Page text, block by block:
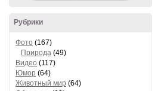
Рубрики
Фото (167)
Природа (49)
Видео (117)
Юмор (64)
Животный мир (64)